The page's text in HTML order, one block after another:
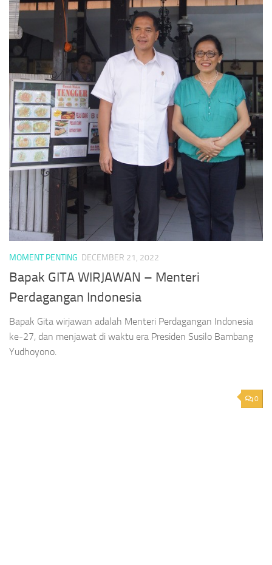
MOMENT PENTING DECEMBER 21, 2022
Bapak GITA WIRJAWAN – Menteri
Perdagangan Indonesia
Bapak Gita wirjawan adalah Menteri Perdagangan Indonesia
ke-27, dan menjawat di waktu era Presiden Susilo Bambang
Yudhoyono.
0